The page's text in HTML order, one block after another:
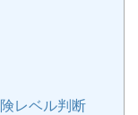
レベル判断